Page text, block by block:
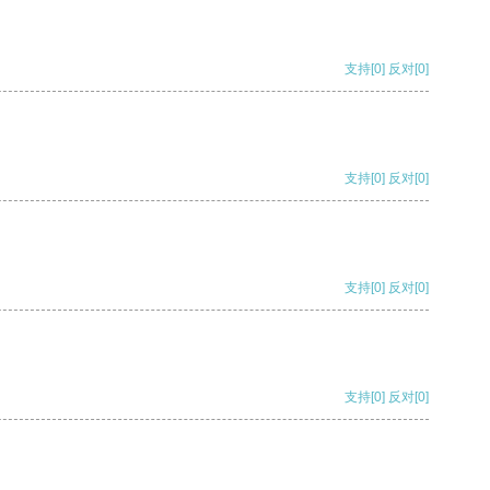
支持[0] 反对[0]
支持[0] 反对[0]
支持[0] 反对[0]
支持[0] 反对[0]